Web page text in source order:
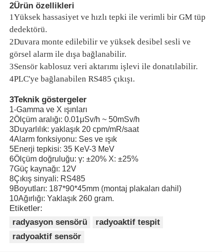
VİDEOLAR
Hakkımızda
Kalite kontrol
Bize ulaşın
Haberler
Davalar gösteriyor
Teklif isteği
2Ürün özellikleri
1Yüksek hassasiyet ve hızlı tepki ile verimli bir GM tüp
dedektörü.
2Duvara monte edilebilir ve yüksek desibel sesli ve
görsel alarm ile dışa bağlanabilir.
3Sensör kablosuz veri aktarımı işlevi ile donatılabilir.
4PLC'ye bağlanabilen RS485 çıkışı.
3Teknik göstergeler
1-Gamma ve X ışınları
2Ölçüm aralığı: 0.01μSv/h ~ 50mSv/h
3Duyarlılık: yaklaşık 20 cpm/mR/saat
4Alarm fonksiyonu: Ses ve ışık
5Enerji tepkisi: 35 KeV-3 MeV
6Ölçüm doğruluğu: γ: ±20% X: ±25%
7Güç kaynağı: 12V
8Çıkış sinyali: RS485
9Boyutları: 187*90*45mm (montaj plakaları dahil)
10Ağırlığı: Yaklaşık 260 gram.
Etiketler:
radyasyon sensörü
radyoaktif tespit
radyoaktif sensör